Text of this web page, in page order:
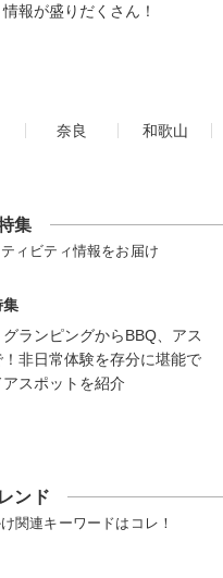
報が盛りだくさん！
奈良
和歌山
集
ィビティ情報をお届け
集
ランピングからBBQ、アス
！非日常体験を存分に堪能で
スポットを紹介
ンド
関連キーワードはコレ！